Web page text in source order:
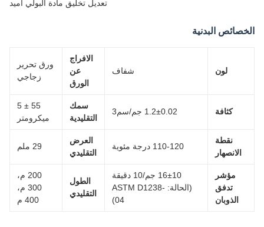
تعديل تخليق مادة البولي أميد
البدنية
شفاف
الافراج
ورق تحرير
زجاجي
1.2±0.02 جم/سم3
التقليدية
55 ± 5
ميكرومتر
الانصهار
110-120 درجة مئوية
العرض
التقليدي
مؤشر
الذوبان
16±10 جم/10 دقيقة
(الحالة: ASTM D1238-
التقليدي
200 م،
300 م،